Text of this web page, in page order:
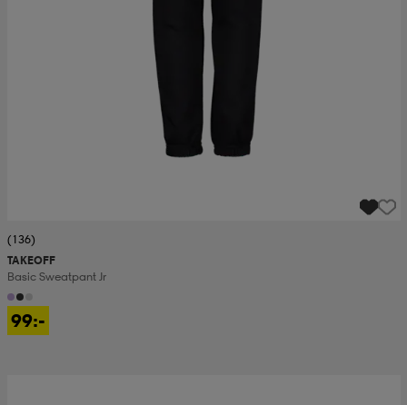
(136)
TAKEOFF
Basic Sweatpant Jr
99:-